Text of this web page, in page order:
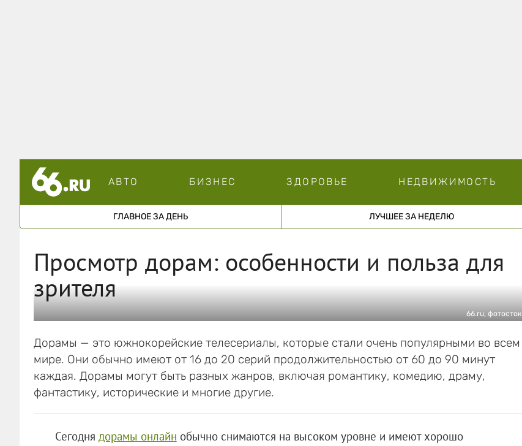
АВТО БИЗНЕС ЗДОРОВЬЕ НЕДВИЖИМОСТЬ
ГЛАВНОЕ ЗА ДЕНЬ ЛУЧШЕЕ ЗА НЕДЕЛЮ
Просмотр дорам: особенности и польза для
зрителя
66.ru, фотосток
Дорамы — это южнокорейские телесериалы, которые стали очень популярными во всем
мире. Они обычно имеют от 16 до 20 серий продолжительностью от 60 до 90 минут
каждая. Дорамы могут быть разных жанров, включая романтику, комедию, драму,
фантастику, исторические и многие другие.
Сегодня дорамы онлайн обычно снимаются на высоком уровне и имеют хорошо